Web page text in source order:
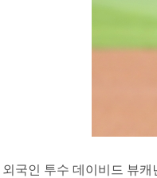
외국인 투수 데이비드 뷰